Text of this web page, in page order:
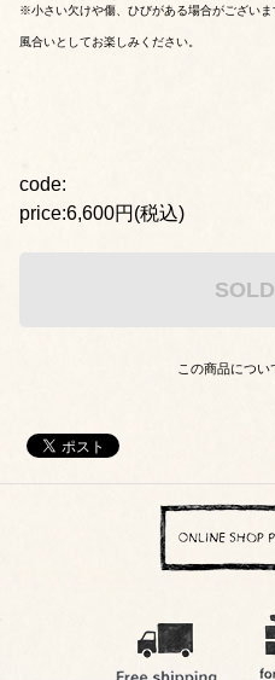
※小さい欠けや傷、ひびがある場合がござい
風合いとしてお楽しみください。
code:
price:6,600円(税込)
この商品につい